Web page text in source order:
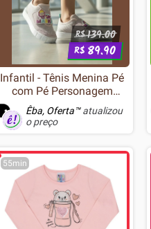
R$139.00
R$ 89.90
Infantil - Tênis Menina Pé
com Pé Personagem
Animado Masha Casual
Calce Fácil Escolar
Confortável Nude
Êba, Oferta™atualizou
o preço
55min